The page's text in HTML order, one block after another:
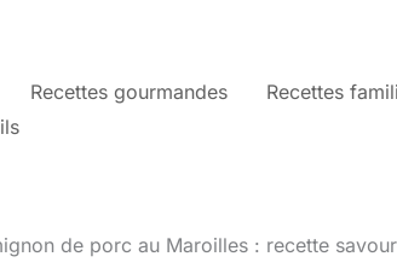
Recettes gourmandes Recettes
de porc au Maroilles : recette